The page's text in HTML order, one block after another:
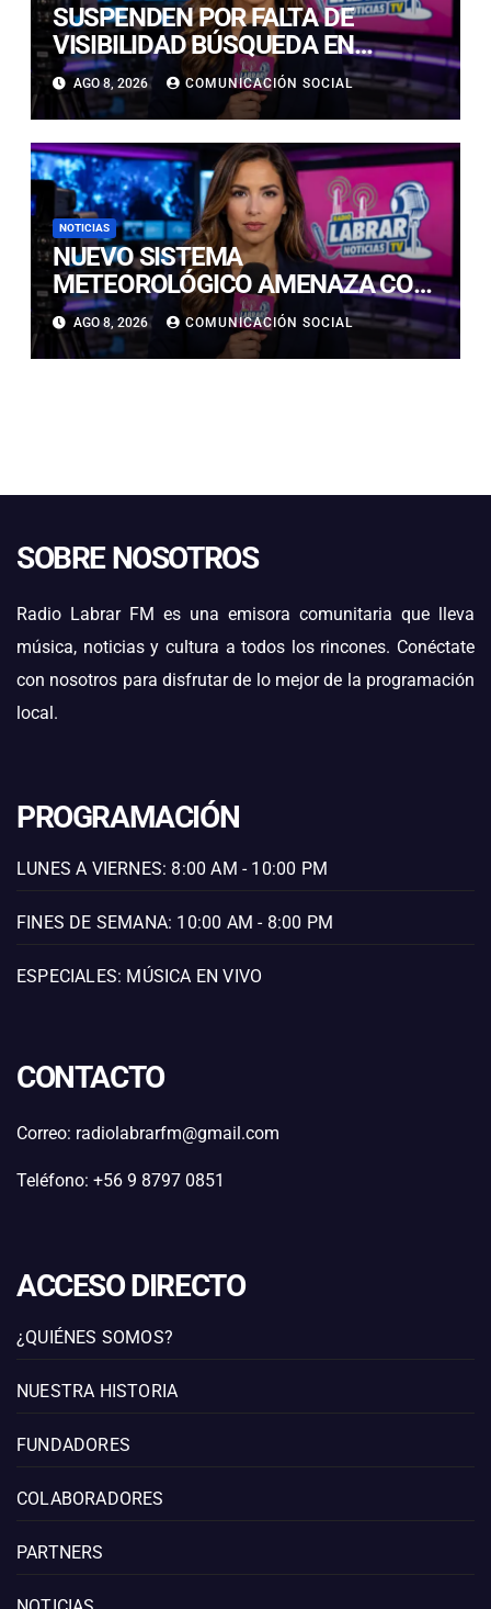
SUSPENDEN POR FALTA DE
VISIBILIDAD BÚSQUEDA EN
CALDERILLA: OPERATIVO SE
RETOMARÁ ESTE DOMINGO
AGO 8, 2026 COMUNICACIÓN SOCIAL
NOTICIAS
NUEVO SISTEMA
METEOROLÓGICO AMENAZA CON
LLUVIAS, NIEVE Y TORMENTAS
ELÉCTRICAS EN ATACAMA
AGO 8, 2026 COMUNICACIÓN SOCIAL
SOBRE NOSOTROS
Radio Labrar FM es una emisora comunitaria que lleva
música, noticias y cultura a todos los rincones. Conéctate
con nosotros para disfrutar de lo mejor de la programación
local.
PROGRAMACIÓN
LUNES A VIERNES: 8:00 AM - 10:00 PM
FINES DE SEMANA: 10:00 AM - 8:00 PM
ESPECIALES: MÚSICA EN VIVO
CONTACTO
Correo: radiolabrarfm@gmail.com
Teléfono: +56 9 8797 0851
ACCESO DIRECTO
¿QUIÉNES SOMOS?
NUESTRA HISTORIA
FUNDADORES
COLABORADORES
PARTNERS